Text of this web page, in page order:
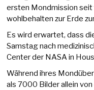
ersten Mondmission seit
wohlbehalten zur Erde
Es wird erwartet, dass
Samstag nach
Center der NASA in
Während ihres
als 7000 Bilder allein